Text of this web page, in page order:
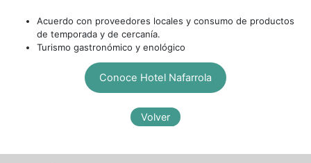
Acuerdo con proveedores locales y consumo de productos
de temporada y de cercanía.
Turismo gastronómico y enológico
Conoce Hotel Nafarrola